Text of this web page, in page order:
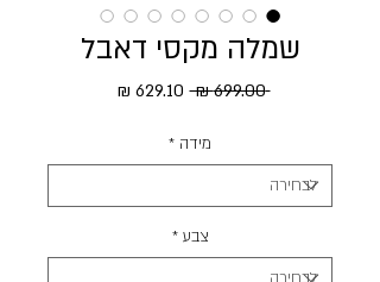
שמלה מקסי דאבל
‏699.00 ‏₪ מחיר רגיל
מידה *
צבע *